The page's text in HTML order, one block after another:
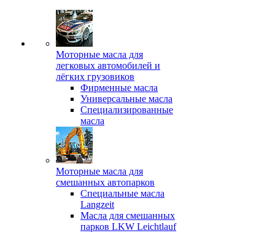
Моторные масла для
легковых автомобилей и
лёгких грузовиков
Фирменные масла
Универсальные масла
Специализированные
масла
Моторные масла для
смешанных автопарков
Специальные масла
Langzeit
Масла для смешанных
парков LKW Leichtlauf